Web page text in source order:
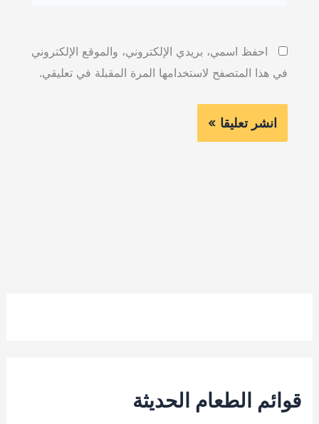
احفظ اسمي، بريدي الإلكتروني، والموقع الإلكتروني
في هذا المتصفح لاستخدامها المرة المقبلة في تعليقي.
قوائم الطعام الحديثة